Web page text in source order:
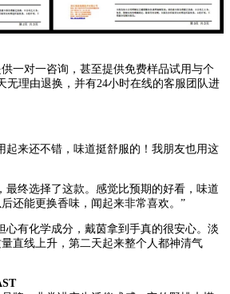
一对一咨询，甚至提供免费样品试用与个
无理由退换，并有24小时在线的客服团队进
起来还不错，味道挺舒服的！我朋友也用这
最终选择了这款。感觉比预期的好看，味道
还能更换香味，闻起来非常喜欢。”
心有化学成分，戴茵拿到手真的很安心。淡
直线上升，第二天起来整个人都神清气